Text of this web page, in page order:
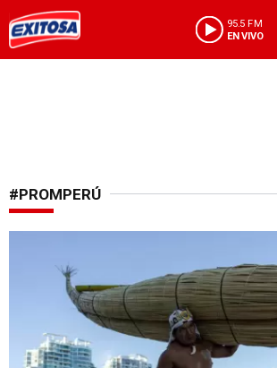
95.5 FM
EN VIVO
#PROMPERÚ